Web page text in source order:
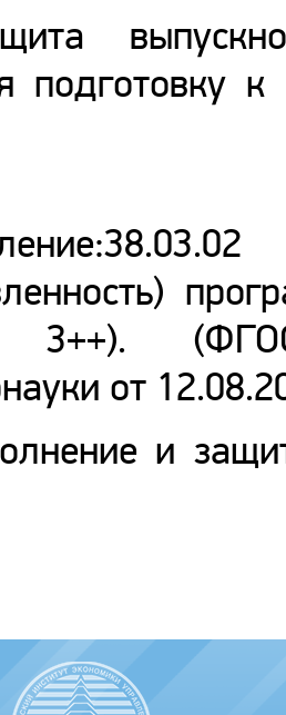
подготовку
3++).
от
и